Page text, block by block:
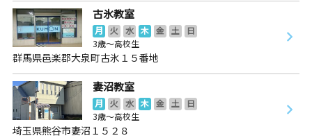
古氷教室
月 火 水 木 金 土
日
3歳～高校生
群馬県邑楽郡大泉町古氷１５番地
妻沼教室
月 火 水 木 金 土
日
3歳～高校生
埼玉県熊谷市妻沼１５２８